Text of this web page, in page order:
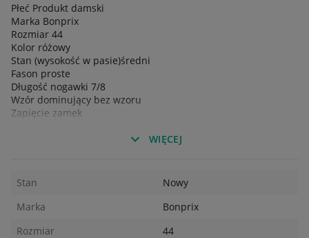
Płeć Produkt damski
Marka Bonprix
Rozmiar 44
Kolor różowy
Stan (wysokość w pasie)średni
Fason proste
Długość nogawki 7/8
Wzór dominujący bez wzoru
Zapięcie zamek
WIĘCEJ
Stan
Nowy
Marka
Bonprix
Rozmiar
44